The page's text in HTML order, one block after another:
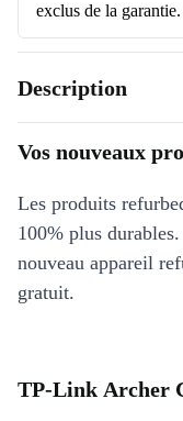
exclus de la garantie.
Description
Vos nouveaux
Les produits
100% plus
nouveau appareil
gratuit.
TP-Link Archer